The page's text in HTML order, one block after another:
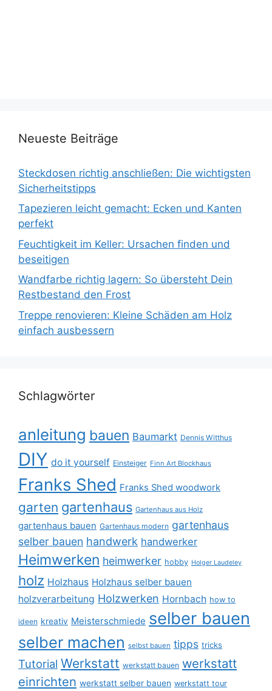
Neueste Beiträge
Steckdosen richtig anschließen: Die wichtigsten
Sicherheitstipps
Tapezieren leicht gemacht: Ecken und Kanten
perfekt
Feuchtigkeit im Keller: Ursachen finden und
beseitigen
Wandfarbe richtig lagern: So übersteht Dein
Restbestand den Frost
Treppe renovieren: Kleine Schäden am Holz
einfach ausbessern
Schlagwörter
anleitung bauen Baumarkt Dennis Witthus
DIY do it yourself Einsteiger Finn Art Blockhaus
Franks Shed Franks Shed woodwork
garten gartenhaus Gartenhaus aus Holz
gartenhaus bauen Gartenhaus modern gartenhaus
selber bauen handwerk handwerker
Heimwerken heimwerker hobby Holger Laudeley
holz Holzhaus Holzhaus selber bauen
holzverarbeitung Holzwerken Hornbach how to
ideen kreativ Meisterschmiede selber bauen
selber machen selbst bauen tipps tricks
Tutorial Werkstatt werkstatt bauen werkstatt
einrichten werkstatt selber bauen werkstatt tour